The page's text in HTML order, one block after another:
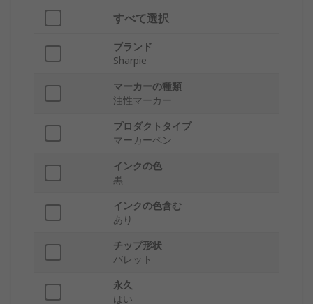
すべて選択
ブランド
Sharpie
マーカーの種類
油性マーカー
プロダクトタイプ
マーカーペン
インクの色
黒
インクの色含む
あり
チップ形状
バレット
永久
はい